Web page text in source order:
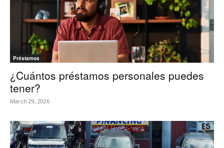
Préstamos
¿Cuántos préstamos personales puedes
tener?
March 29, 2026